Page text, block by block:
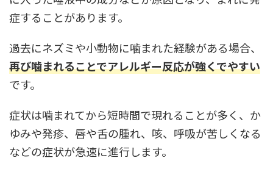
症することがあります。
過去にネズミや小動物に噛まれた経験がある場合、
再び噛まれることでアレルギー反応が強くでやすい
です。
症状は噛まれてから短時間で現れることが多く、か
ゆみや発疹、唇や舌の腫れ、咳、呼吸が苦しくなる
などの症状が急速に進行します。